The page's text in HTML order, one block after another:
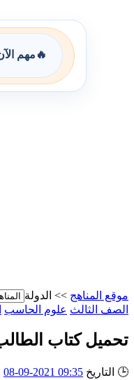
🔥 مهم
موقع المناهج >> الدولة
الصف الثالث علوم الحاسب
تحميل كتاب
🕒 التاريخ 09:35 2021-09-08